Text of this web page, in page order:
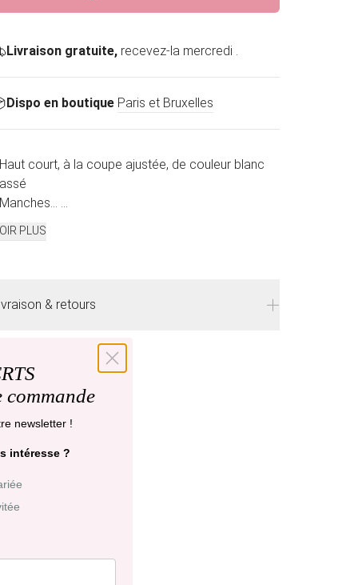
Livraison gratuite,recevez-la mercredi .
Dispo en boutique Paris et Bruxelles
court, à la coupe ajustée, de couleur blanc
...
PLUS
& retours
de livraison : 48 heures en France, ⁠3 à 10
en boutiques (Paris et Bruxelles) : 3 à 5
et échanges possibles sous 14 jours. Des
newsletter !
intéresse ?